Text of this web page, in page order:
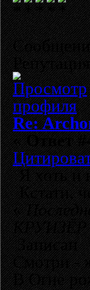
Re:
«Ответ
Я хоть и
Кстати,
«
КРУИЗЁР
Записан
Смотри -
В Огне